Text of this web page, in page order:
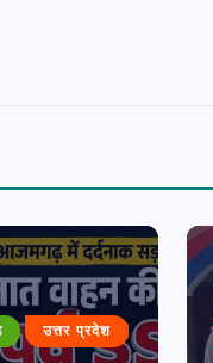
उत्तर प्रदेश